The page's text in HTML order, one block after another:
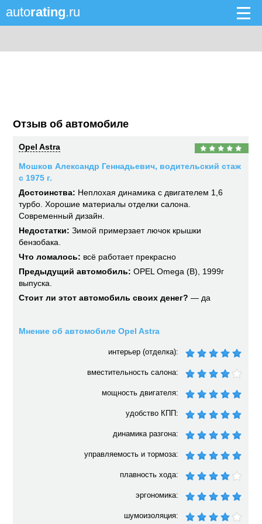
autorating.ru
Отзыв об автомобиле
Opel Astra
Мошков Александр Геннадьевич, водительский стаж
с 1975 г.
Достоинства: Неплохая динамика с двигателем 1,6
турбо. Хорошие материалы отделки салона.
Современный дизайн.
Недостатки: Зимой примерзает лючок крышки
бензобака.
Что ломалось: всё работает прекрасно
Предыдущий автомобиль: OPEL Omega (B), 1999г
выпуска.
Стоит ли этот автомобиль своих денег? — да
Мнение об автомобиле Opel Astra
интерьер (отделка):
вместительность салона:
мощность двигателя:
удобство КПП:
динамика разгона:
управляемость и тормоза:
плавность хода:
эргономика:
шумоизоляция: